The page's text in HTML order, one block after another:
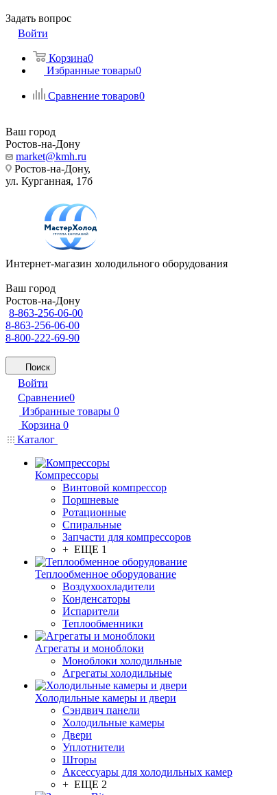
Задать вопрос
Войти
Корзина0
Избранные товары0
Сравнение товаров0
Ваш город
Ростов-на-Дону
market@kmh.ru
Ростов-на-Дону,
ул. Курганная, 17б
Интернет-магазин холодильного оборудования
Ваш город
Ростов-на-Дону
8-863-256-06-00
8-863-256-06-00
8-800-222-69-90
Поиск
Войти
Сравнение0
Избранные товары 0
Корзина 0
Каталог
Компрессоры
Винтовой компрессор
Поршневые
Ротационные
Спиральные
Запчасти для компрессоров
+ ЕЩЕ 1
Теплообменное оборудование
Воздухоохладители
Конденсаторы
Испарители
Теплообменники
Агрегаты и моноблоки
Моноблоки холодильные
Агрегаты холодильные
Холодильные камеры и двери
Сэндвич панели
Холодильные камеры
Двери
Уплотнители
Шторы
Аксессуары для холодильных камер
+ ЕЩЕ 2